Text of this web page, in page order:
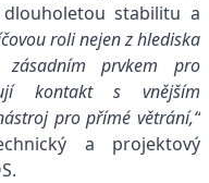
stabilitu a
roli nejen z hlediska
prvkem pro
kontakt s vnějším
pro přímé větrání,“
a projektový